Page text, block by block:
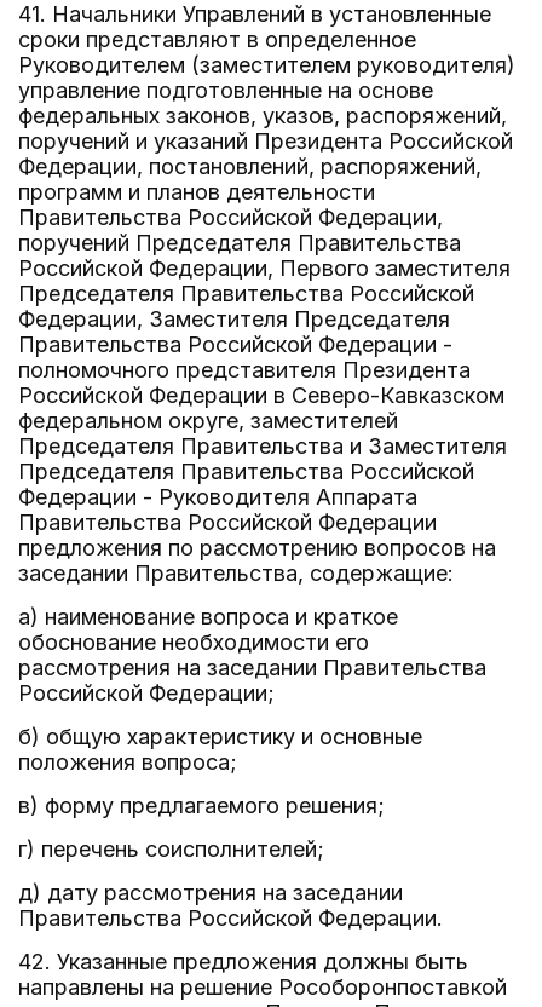
41. Начальники Управлений в установленные
сроки представляют в определенное
Руководителем (заместителем руководителя)
управление подготовленные на основе
федеральных законов, указов, распоряжений,
поручений и указаний Президента Российской
Федерации, постановлений, распоряжений,
программ и планов деятельности
Правительства Российской Федерации,
поручений Председателя Правительства
Российской Федерации, Первого заместителя
Председателя Правительства Российской
Федерации, Заместителя Председателя
Правительства Российской Федерации -
полномочного представителя Президента
Российской Федерации в Северо-Кавказском
федеральном округе, заместителей
Председателя Правительства и Заместителя
Председателя Правительства Российской
Федерации - Руководителя Аппарата
Правительства Российской Федерации
предложения по рассмотрению вопросов на
заседании Правительства, содержащие:
а) наименование вопроса и краткое
обоснование необходимости его
рассмотрения на заседании Правительства
Российской Федерации;
б) общую характеристику и основные
положения вопроса;
в) форму предлагаемого решения;
г) перечень соисполнителей;
д) дату рассмотрения на заседании
Правительства Российской Федерации.
42. Указанные предложения должны быть
направлены на решение Рособоронпоставкой